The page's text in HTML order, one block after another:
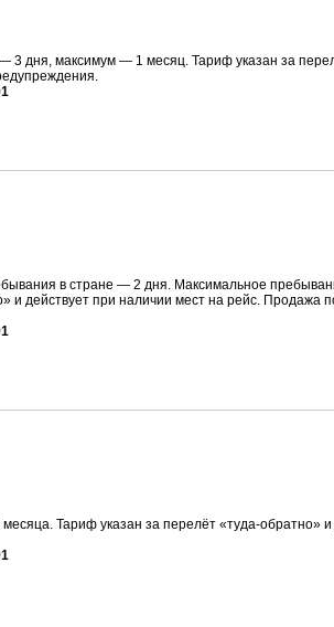
дня, максимум — 1 месяц. Тариф указан за
в стране — 2 дня. Максимальное
и действует при наличии мест на рейс. Продажа
Тариф указан за перелёт «туда-обратно» и